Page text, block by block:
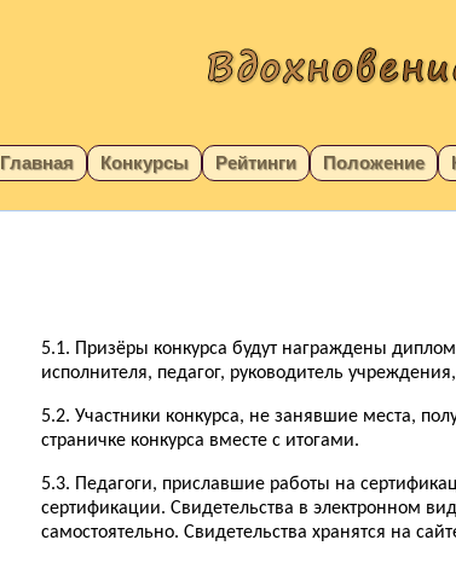
Главная Конкурсы Рейтинги Положение
5.1. Призёры конкурса будут награждены
исполнителя, педагог, руководитель
5.2. Участники конкурса, не занявшие места,
страничке конкурса вместе с итогами.
5.3. Педагоги, приславшие работы на
сертификации. Свидетельства в электронном
самостоятельно. Свидетельства хранятся на